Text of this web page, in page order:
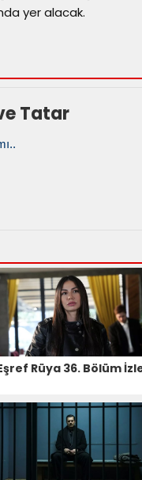
yer alacak.
Tatar
Rüya 36. Bölüm